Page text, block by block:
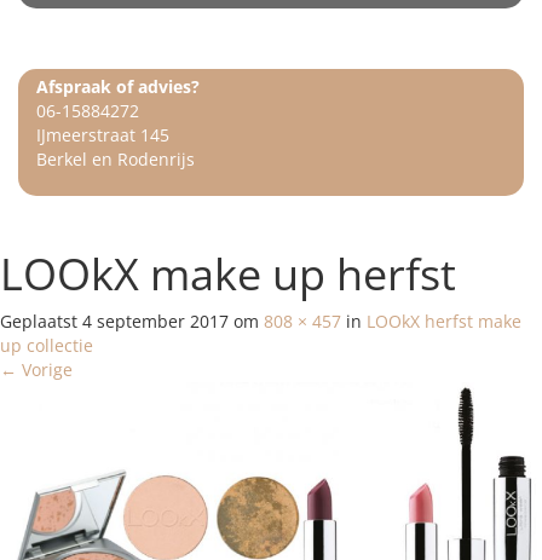
Afspraak of advies?
06-15884272
IJmeerstraat 145
Berkel en Rodenrijs
LOOkX make up herfst
Geplaatst 4 september 2017 om 808 × 457 in LOOkX herfst make
up collectie
← Vorige